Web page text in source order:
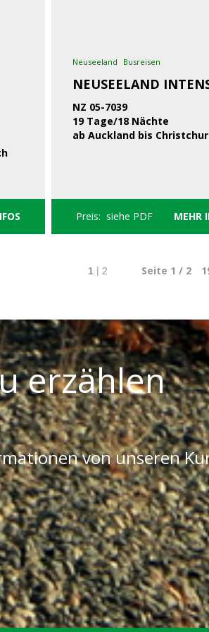
Neuseeland Busreisen
NEUSEELAND
NZ 05-7039
19 Tage/18 Nächte
ab Auckland bis
Preis: siehe PDF MEHR
1 | 2 Seite 1 / 2
erzählen
von unseren